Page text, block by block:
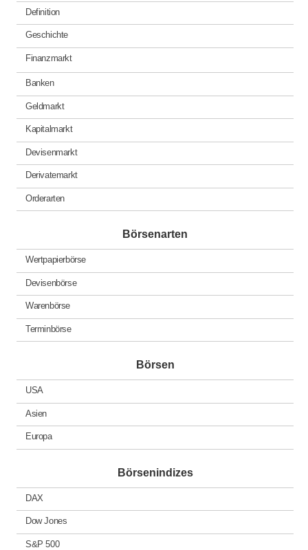
Definition
Geschichte
Finanzmarkt
Banken
Geldmarkt
Kapitalmarkt
Devisenmarkt
Derivatemarkt
Orderarten
Börsenarten
Wertpapierbörse
Devisenbörse
Warenbörse
Terminbörse
Börsen
USA
Asien
Europa
Börsenindizes
DAX
Dow Jones
S&P 500